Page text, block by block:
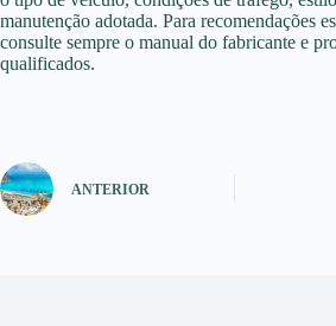
manutenção adotada. Para recomendações
consulte sempre o manual do fabricante e
qualificados.
ANTERIOR